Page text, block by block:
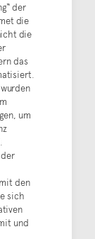
der
die
die
das
um
den
sich
und